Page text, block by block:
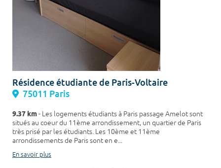
Résidence étudiante de Paris-Voltaire
75011 Paris
9.37 km- Les logements étudiants à Paris passage Amelot sont
situés au coeur du 11ème arrondissement, un quartier de Paris
très prisé par les étudiants. Les 10ème et 11ème
arrondissements de Paris sont en e...
En savoir plus